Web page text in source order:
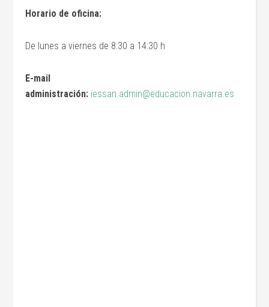
Horario de oficina:
De lunes a viernes de 8:30 a 14:30 h
E-mail
administración: iessan.admin@educacion.navarra.es